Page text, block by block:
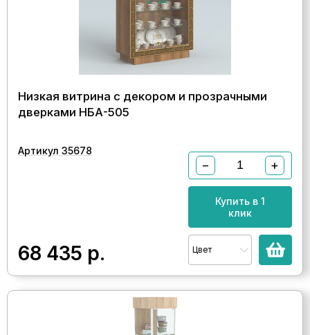
Низкая витрина с декором и прозрачными
дверками НБА-505
Артикул 35678
68 435 р.
− +
Купить в 1
клик
Цвет